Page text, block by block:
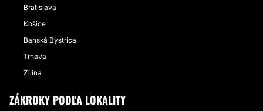
Bratislava
Košice
Banská Bystrica
Trnava
Žilina
ZÁKROKY PODĽA LOKALITY